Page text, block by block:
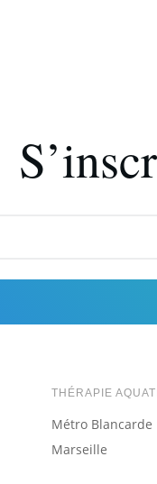
THÉRAPIE
Métro Blancarde
Marseille